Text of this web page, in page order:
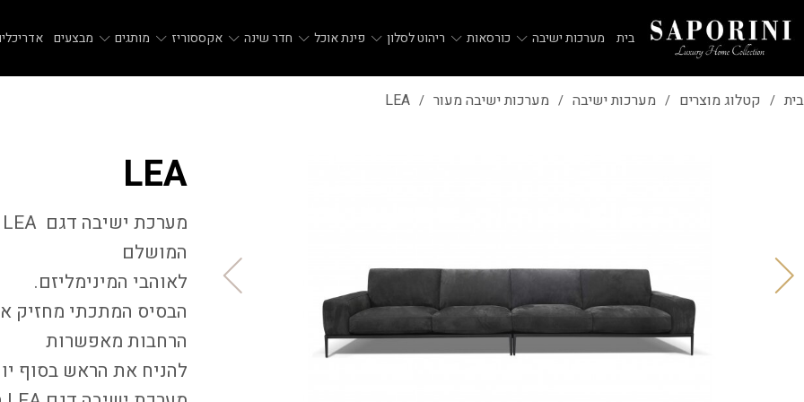
בית מערכות ישיבה כורסאות ריהוט לסלון פינת אוכל חדר שינה אקססוריז מותגים מבצעים
בית / קטלוג מוצרים / מערכות ישיבה / מערכות ישיבה מעור /
LEA
LEA
המושלם
לאוהבי המינימליזם.
הבסיס המתכתי מחזיק
הרחבות מאפשרות
להניח את הראש בסוף